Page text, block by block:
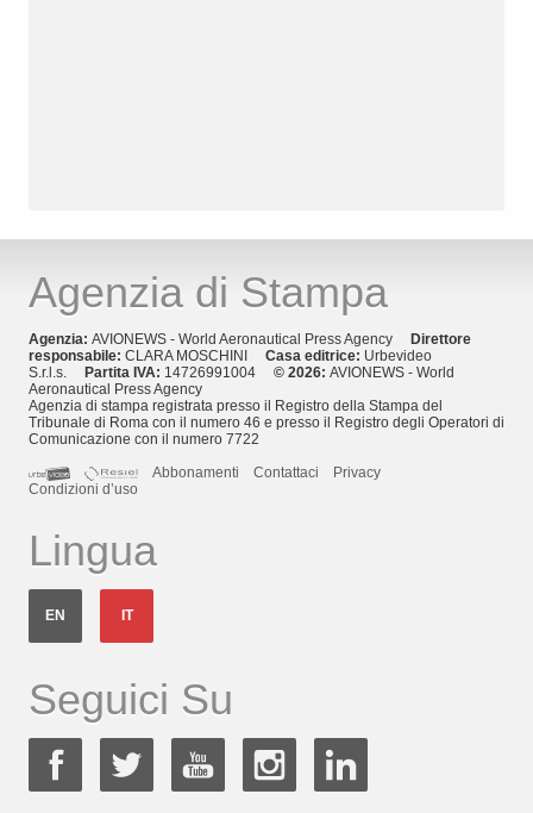
Agenzia di Stampa
Agenzia: AVIONEWS - World Aeronautical Press Agency
Direttore
responsabile: CLARA MOSCHINI Casa editrice: Urbevideo
S.r.l.s.
Partita IVA: 14726991004 © 2026: AVIONEWS - World
Aeronautical Press Agency
Agenzia di stampa registrata presso il Registro della Stampa del
Tribunale di Roma con il numero 46 e presso il Registro degli Operatori di
Comunicazione con il numero 7722
Abbonamenti
Contattaci
Privacy
Condizioni d’uso
Lingua
EN IT
Seguici Su